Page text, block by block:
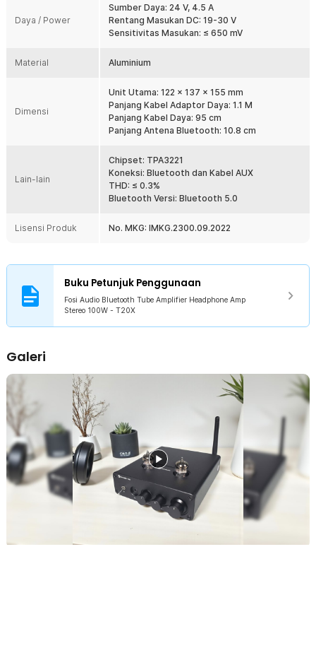
murah. Fosi Audio T20X dilengkapi dengan catu daya 24 V yang
hemat energi dan stabil serta mendapat sertifikasi otoritatif oleh
banyak tes keamanan, bisa mendapatkan suara yang menakjubkan.
Kelengkapan Produk
Rincian yang Anda dapatkan untuk pembelian produk ini:
1 x Fosi Audio Bluetooth Tube Amplifier Headphone Amp Stereo
100W - T20X
1 x Antena Bluetooth
1 x Panduan Penggunaan
Daya / Power
Sumber Daya: 24 V, 4.5 A
Rentang Masukan DC: 19-30 V
Sensitivitas Masukan: ≤ 650 mV
Material Aluminium
Dimensi
Unit Utama: 122 x 137 x 155 mm
Panjang Kabel Adaptor Daya: 1.1 M
Panjang Kabel Daya: 95 cm
Panjang Antena Bluetooth: 10.8 cm
Lain-lain
Chipset: TPA3221
Koneksi: Bluetooth dan Kabel AUX
THD: ≤ 0.3%
Bluetooth Versi: Bluetooth 5.0
Lisensi Produk No. MKG: IMKG.2300.09.2022
Buku Petunjuk Penggunaan
Fosi Audio Bluetooth Tube Amplifier Headphone Amp
Stereo 100W - T20X
Galeri